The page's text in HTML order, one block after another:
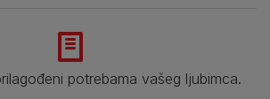
potrebama vašeg ljubimca.